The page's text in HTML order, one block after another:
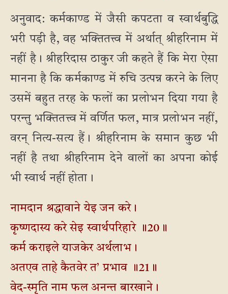
अनुवाद: कर्मकाण्ड में जैसी कपटता व स्वार्थबुद्धि
भरी पड़ी है, वह भक्तितत्त्व में अर्थात् श्रीहरिनाम में
नहीं है। श्रीहरिदास ठाकुर जी कहते हैं कि मेरा ऐसा
मानना है कि कर्मकाण्ड में रुचि उत्पन्न करने के लिए
उसमें बहुत तरह के फलों का प्रलोभन दिया गया है
परन्तु भक्तितत्त्व में वर्णित फल, मात्र प्रलोभन नहीं,
वरन् नित्य-सत्य हैं। श्रीहरिनाम के समान कुछ भी
नहीं है तथा श्रीहरिनाम देने वालों का अपना कोई
भी स्वार्थ नहीं होता।
नामदान श्रद्धावाने येइ जन करे।
कृष्णदास्य करे सेइ स्वार्थपरिहारे ॥20॥
कर्म कराइले याजकेर अर्थलाभ।
अतएव ताहे कैतवेर त’ प्रभाव ॥21॥
वेद-स्मृति नाम फल अनन्त बारखाने।